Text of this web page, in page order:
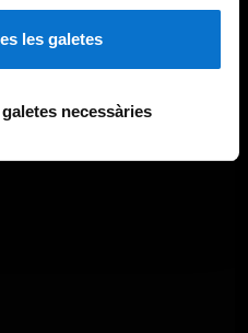
les galetes
necessàries